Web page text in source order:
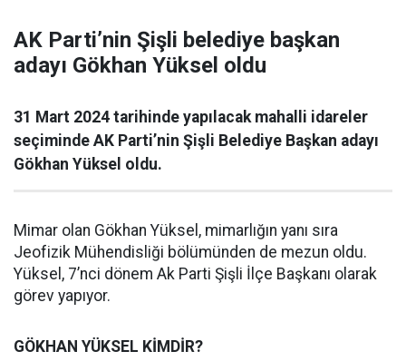
AK Parti’nin Şişli belediye başkan
adayı Gökhan Yüksel oldu
31 Mart 2024 tarihinde yapılacak mahalli idareler
seçiminde AK Parti’nin Şişli Belediye Başkan adayı
Gökhan Yüksel oldu.
Mimar olan Gökhan Yüksel, mimarlığın yanı sıra
Jeofizik Mühendisliği bölümünden de mezun oldu.
Yüksel, 7’nci dönem Ak Parti Şişli İlçe Başkanı olarak
görev yapıyor.
GÖKHAN YÜKSEL KİMDİR?